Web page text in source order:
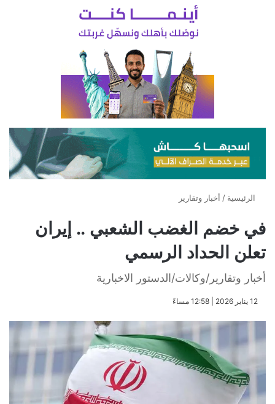
الرئيسية / أخبار وتقارير
في خضم الغضب الشعبي .. إيران
تعلن الحداد الرسمي
أخبار وتقارير/وكالات/الدستور الاخبارية
​12 يناير 2026 | 12:58 مساءً